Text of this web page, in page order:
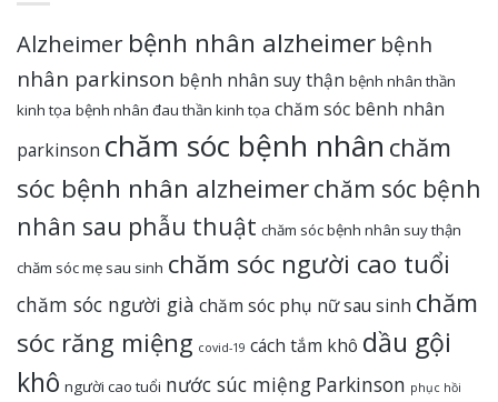
Alzheimer bệnh nhân alzheimer bệnh
nhân parkinson bệnh nhân suy thận bệnh nhân thần
kinh tọa bệnh nhân đau thần kinh tọa chăm sóc bênh nhân
parkinson chăm sóc bệnh nhân chăm
sóc bệnh nhân alzheimerchăm sóc bệnh
nhân sau phẫu thuật chăm sóc bệnh nhân suy thận
chăm sóc mẹ sau sinh chăm sóc người cao tuổi
chăm sóc người già chăm sóc phụ nữ sau sinh chăm
sóc răng miệng covid-19 cách tắm khô dầu gội
khô người cao tuổi nước súc miệng Parkinson phục hồi